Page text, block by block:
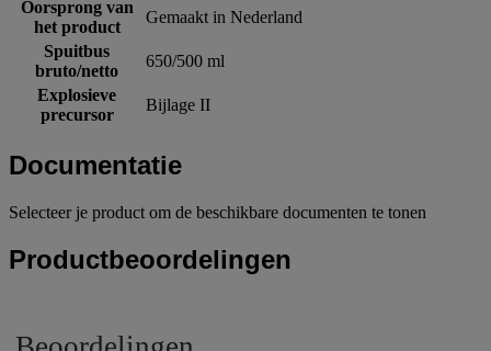
Oorsprong van
het product
Gemaakt in Nederland
Spuitbus
bruto/netto
650/500 ml
Explosieve
precursor
Bijlage II
Documentatie
Selecteer je product om de beschikbare documenten te tonen
Productbeoordelingen